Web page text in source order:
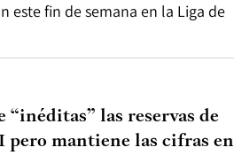
este fin de semana en la Liga de
“inéditas” las reservas de
pero mantiene las cifras en